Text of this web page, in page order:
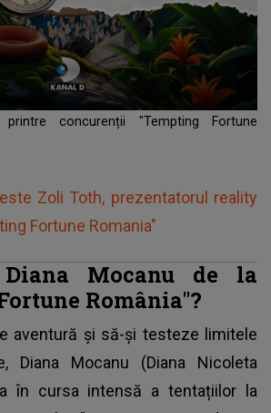
printre concurenții "Tempting Fortune
Zoli Toth, prezentatorul reality
Fortune Romania"
Mocanu de la
România"?
aventură și să-și testeze limitele
Diana Mocanu (Diana Nicoleta
în cursa intensă a tentațiilor la